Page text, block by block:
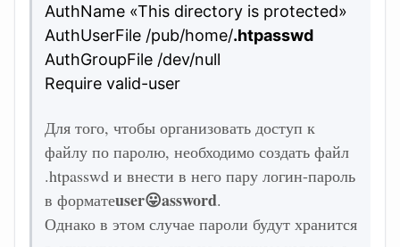
AuthName «This directory is protected»
AuthUserFile /pub/home/.htpasswd
AuthGroupFile /dev/null
Require valid-user
Для того, чтобы организовать доступ к
файлу по паролю, необходимо создать файл
.htpasswd и внести в него пару логин-пароль
в форматеuser😛assword.
Однако в этом случае пароли будут хранится